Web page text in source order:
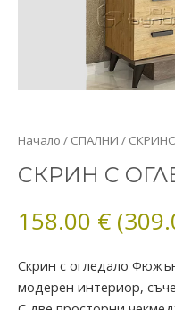
Начало / СПАЛНИ /
СКРИН С
158.00 €
Скрин с огледало
модерен интериор,
количество
СКРИН
ОГЛЕДАЛО